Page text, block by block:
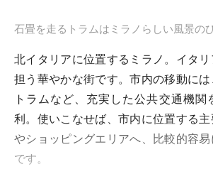
石畳を走るトラムはミラノらしい風景のひ
北イタリアに位置するミラノ。イタ
担う華やかな街です。市内の移動には
トラムなど、充実した公共交通機関
利。使いこなせば、市内に位置する主
やショッピングエリアへ、比較的容
です。